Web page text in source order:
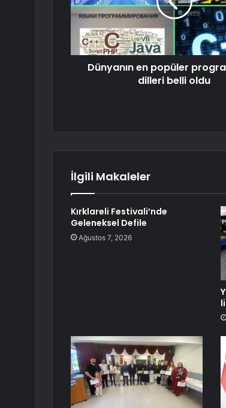
Dünyanın en popüler
dilleri belli oldu
İlgili Makaleler
Kırklareli Festivali’nde
Geleneksel Defile
Ağustos 7, 2026